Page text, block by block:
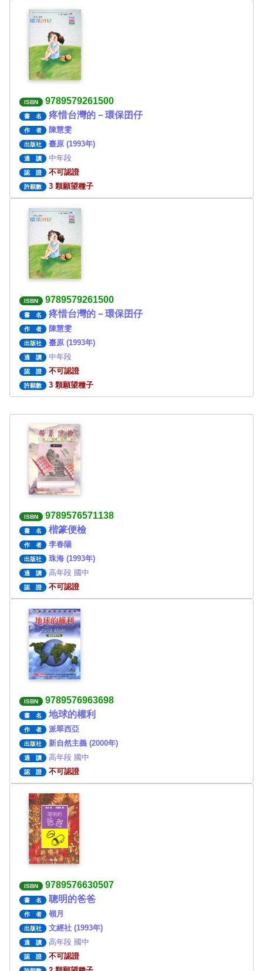
ISBN 9789579261500
書 名 疼惜台灣的－環保囝仔
作 者 陳慧雯
出版社 臺原 (1993年)
適 讀 中年段
認 證 不可認證
許願數 3 顆願望種子
ISBN 9789579261500
書 名 疼惜台灣的－環保囝仔
作 者 陳慧雯
出版社 臺原 (1993年)
適 讀 中年段
認 證 不可認證
許願數 3 顆願望種子
ISBN 9789576571138
書 名 楷篆便檢
作 者 李春陽
出版社 珠海 (1993年)
適 讀 高年段 國中
認 證 不可認證
ISBN 9789576963698
書 名 地球的權利
作 者 派翠西亞
出版社 新自然主義 (2000年)
適 讀 高年段 國中
認 證 不可認證
ISBN 9789576630507
書 名 聰明的爸爸
作 者 嶺月
出版社 文經社 (1993年)
適 讀 高年段 國中
認 證 不可認證